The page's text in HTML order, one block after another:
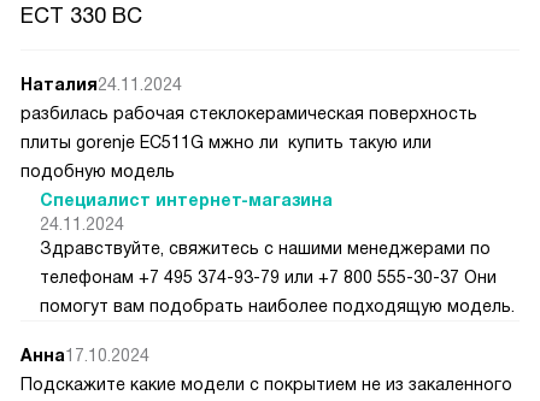
ECT 330 BC
Наталия24.11.2024
разбилась рабочая стеклокерамическая поверхность
плиты gorenje ЕС511G мжно ли купить такую или
подобную модель
Специалист интернет-магазина
24.11.2024
Здравствуйте, свяжитесь с нашими менеджерами по
телефонам +7 495 374-93-79 или +7 800 555-30-37 Они
помогут вам подобрать наиболее подходящую модель.
Анна17.10.2024
Подскажите какие модели с покрытием не из закаленного